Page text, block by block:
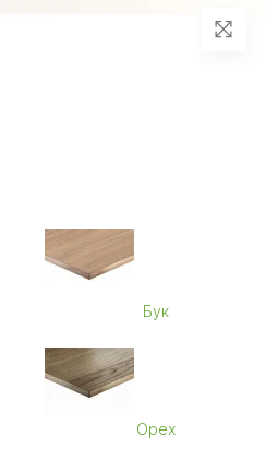
Бук
Орех